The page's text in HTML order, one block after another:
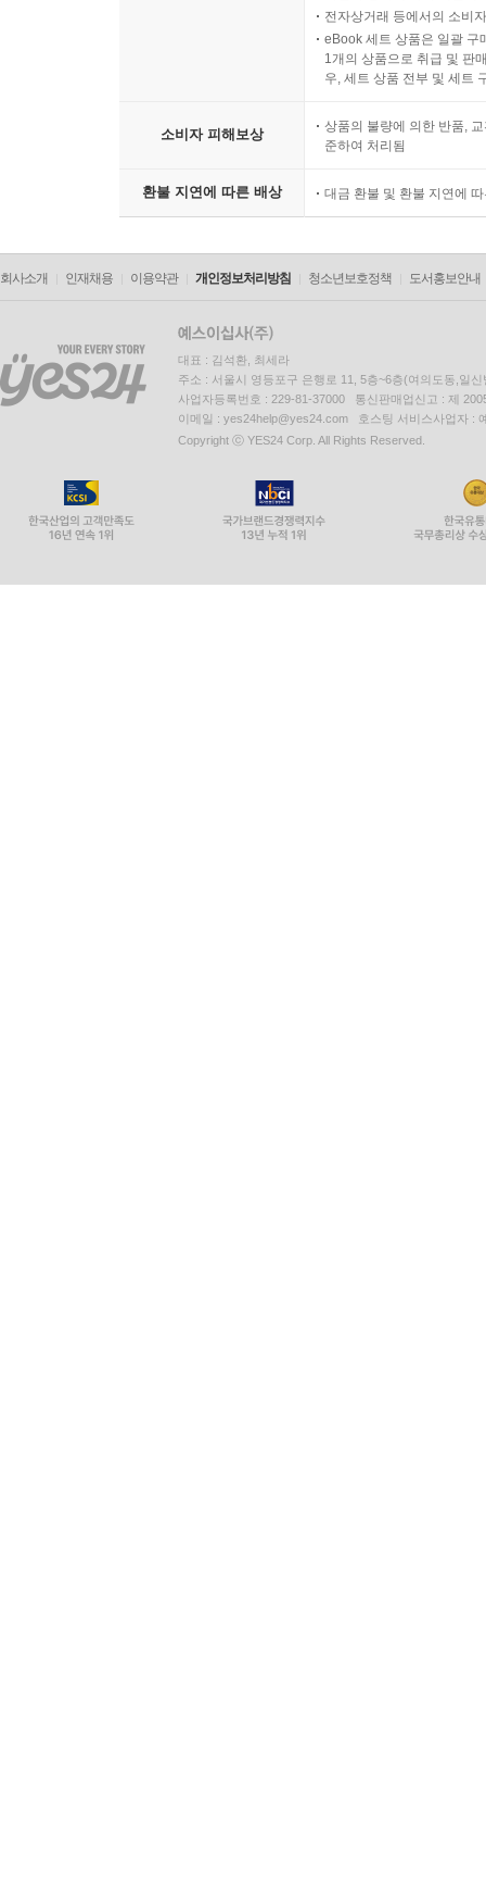
전자상거래 등에서의 소비
eBook 세트 상품은 일괄 구
1개의 상품으로 취급 및 판
우, 세트 상품 전부 및 세트
소비자 피해보상
상품의 불량에 의한 반품,
준하여 처리됨
환불 지연에 따른 배상 대금 환불 및 환불 지연에
회사소개 인재채용 이용약관 개인정보처리방침 청소년보호정책 도서홍보안내
대표 : 김석환, 최세라
주소 : 서울시 영등포구 은행로 11, 5층~6층(여의도동,일신
사업자등록번호 : 229-81-37000 통신판매업신고 : 제
이메일 : yes24help@yes24.com 호스팅 서비스사업자 :
Copyright ⓒ YES24 Corp. All Rights Reserved.